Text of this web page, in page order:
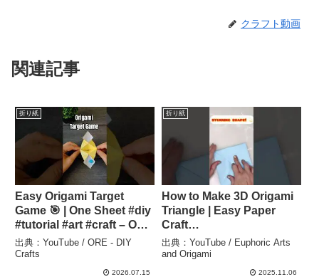
クラフト動画
関連記事
折り紙
Easy Origami Target
Game 🎯 | One Sheet #diy
#tutorial #art #craft – ORE
– DIY Crafts
出典：YouTube / ORE - DIY
Crafts
2026.07.15
折り紙
How to Make 3D Origami
Triangle | Easy Paper
Craft
#euphoricartandorigami
– Euphoric Arts and
出典：YouTube / Euphoric Arts
and Origami
2025.11.06